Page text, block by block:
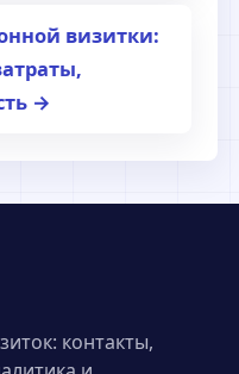
визитки:
→
контакты,